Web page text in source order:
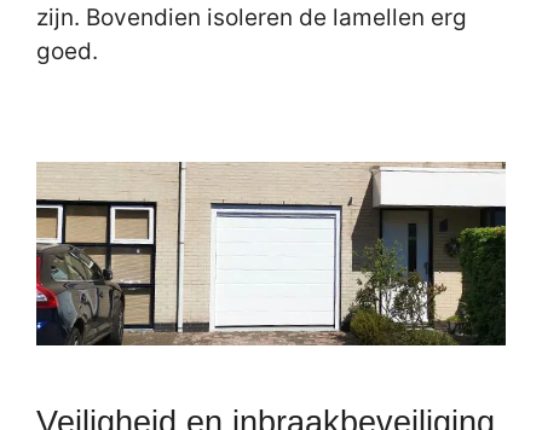
zijn. Bovendien isoleren de lamellen erg
goed.
Veiligheid en inbraakbeveiliging